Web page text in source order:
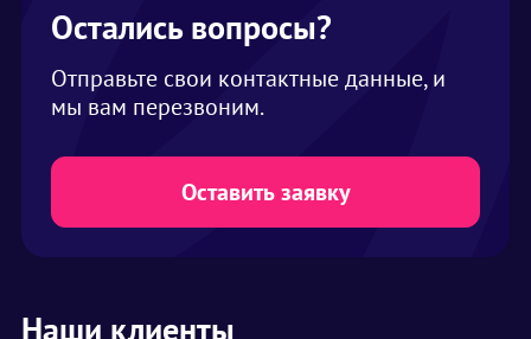
площади. Для комфортного размещения в
шатре на одного человека закладывается 2
кв. метра. В нашем ассортименте шатры
вместимостью от 2 до 1000 человек
Остались вопросы?
Отправьте свои контактные данные, и
мы вам перезвоним.
Оставить заявку
Наши клиенты